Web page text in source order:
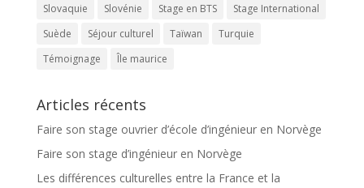
Slovaquie Slovénie Stage en BTS
Stage International
Suède
Séjour culturel Taïwan
Turquie
Témoignage
Île maurice
Articles récents
Faire son stage ouvrier d’école d’ingénieur en Norvège
Faire son stage d’ingénieur en Norvège
Les différences culturelles entre la France et la